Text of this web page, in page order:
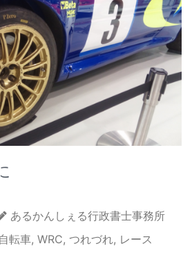
あるかんしぇる行政書士事務所
自転車, WRC, つれづれ, レース